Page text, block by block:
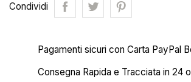
Condividi
Pagamenti sicuri con Carta PayPal
Consegna Rapida e Tracciata in 24